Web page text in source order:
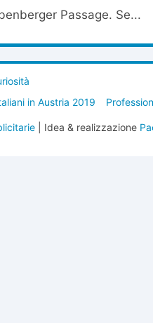
Passage. Se...
in Austria 2019
| Idea & realizzazione